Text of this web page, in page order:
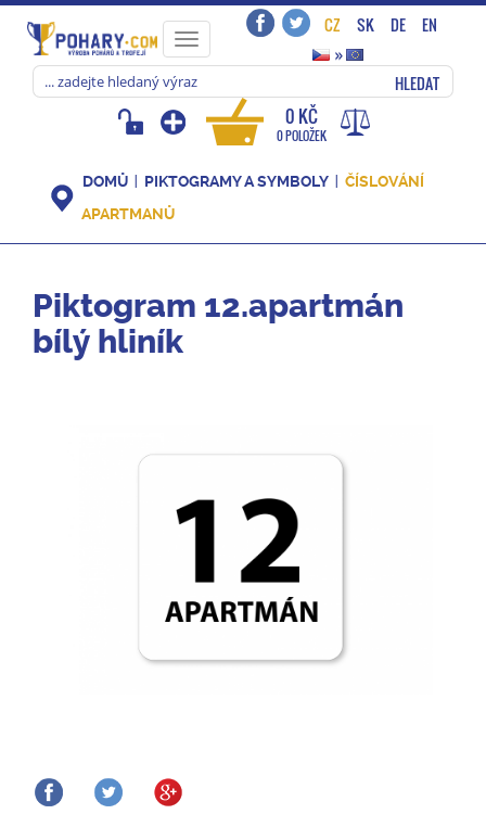
Toggle
navigation
CZ SK DE
EN
»
HLEDAT
0 KČ
0 POLOŽEK
DOMŮ PIKTOGRAMY A SYMBOLY
ČÍSLOVÁNÍ
APARTMANŮ
Piktogram 12.apartmán
bílý hliník